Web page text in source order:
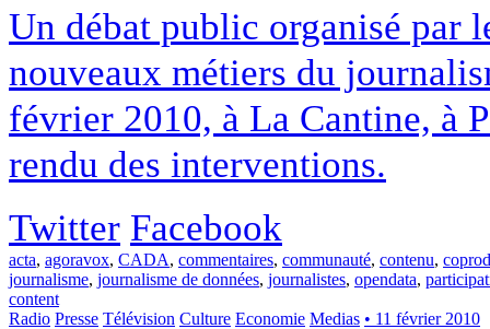
Un débat public organisé par
nouveaux métiers du
février 2010, à La Cantine, à
rendu des interventions.
Twitter Facebook
acta, agoravox, CADA, commentaires, communauté, contenu,
journalisme, journalisme de données, journalistes, opendata,
content
Radio Presse Télévision Culture Economie Medias • 11 février 2010